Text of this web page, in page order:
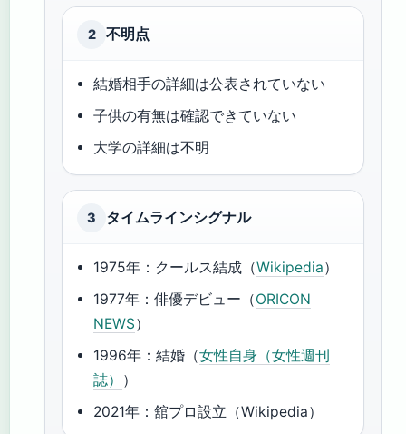
2 不明点
結婚相手の詳細は公表されていない
子供の有無は確認できていない
大学の詳細は不明
3 タイムラインシグナル
1975年：クールス結成（Wikipedia）
1977年：俳優デビュー（ORICON
NEWS）
1996年：結婚（女性自身（女性週刊
誌） ）
2021年：舘プロ設立（Wikipedia）